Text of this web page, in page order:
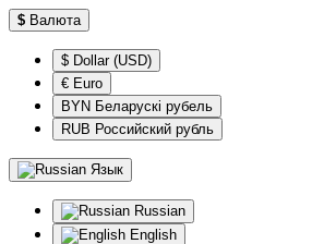
$ Валюта
$ Dollar (USD)
€ Euro
BYN Беларускі рубель
RUB Российский рубль
Язык
Russian
English